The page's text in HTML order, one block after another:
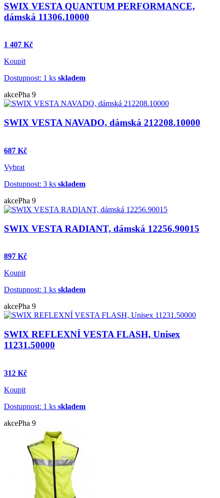
SWIX VESTA QUANTUM PERFORMANCE,
dámská 11306.10000
1 407 Kč
Koupit
Dostupnost: 1 ks skladem
akcePha 9
SWIX VESTA NAVADO, dámská 212208.10000
687 Kč
Vybrat
Dostupnost: 3 ks skladem
akcePha 9
SWIX VESTA RADIANT, dámská 12256.90015
897 Kč
Koupit
Dostupnost: 1 ks skladem
akcePha 9
SWIX REFLEXNÍ VESTA FLASH, Unisex
11231.50000
312 Kč
Koupit
Dostupnost: 1 ks skladem
akcePha 9